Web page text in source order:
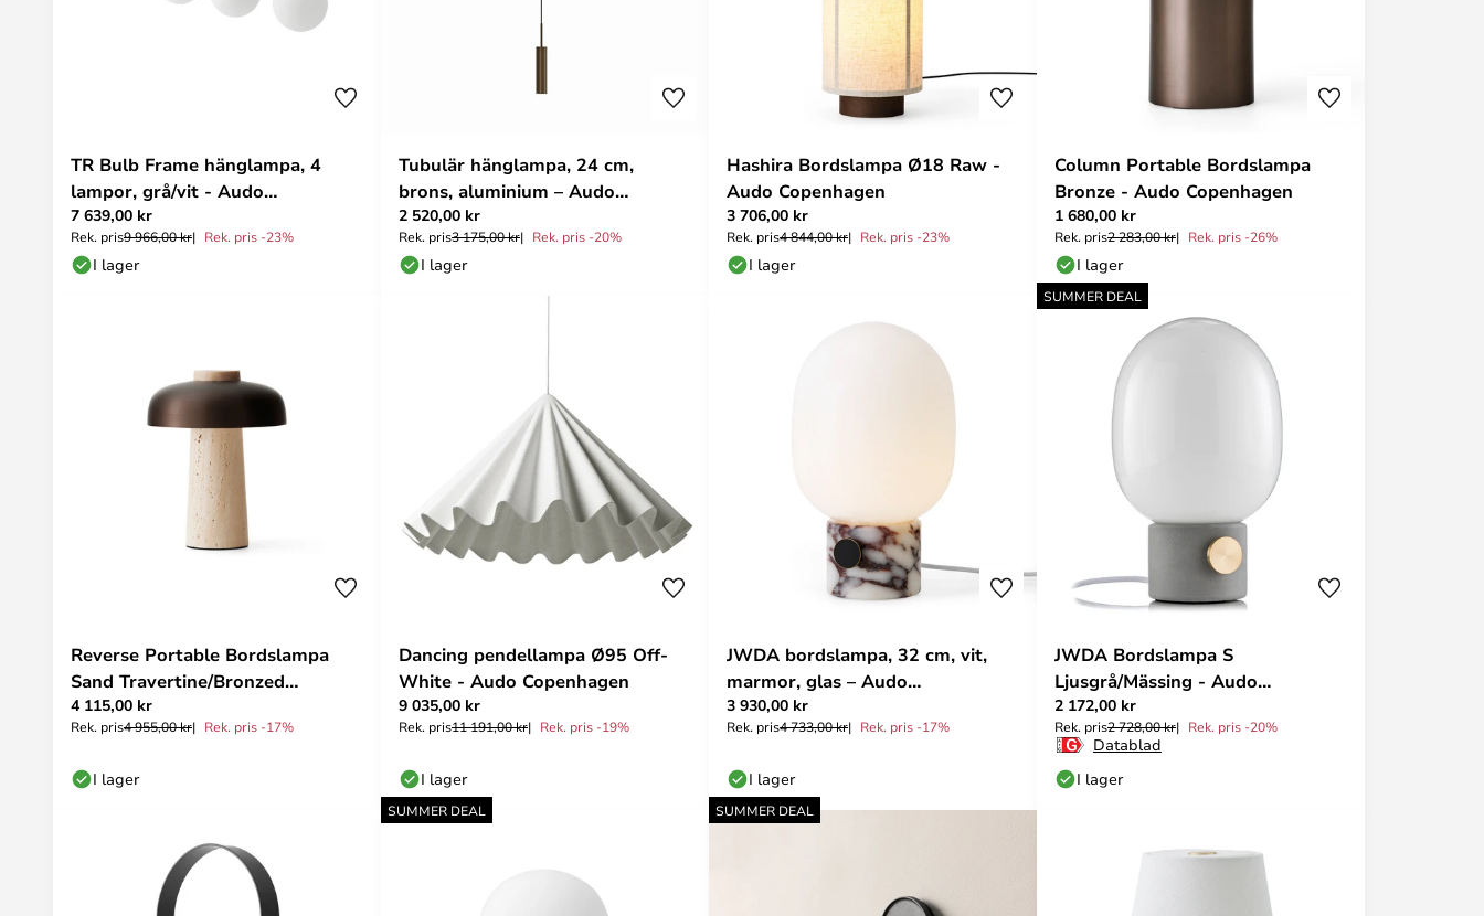
TR Bulb Frame hänglampa, 4
lampor, grå/vit - Audo
Copenhagen
7 639,00 kr
Rek. pris9 966,00 kr Rek. pris -23%
I lager
Tubulär hänglampa, 24 cm,
brons, aluminium – Audo
Copenhagen
2 520,00 kr
Rek. pris3 175,00 kr Rek. pris -20%
I lager
Hashira Bordslampa Ø18 Raw -
Audo Copenhagen
3 706,00 kr
Rek. pris4 844,00 kr Rek. pris -23%
I lager
Column Portable Bordslampa
Bronze - Audo Copenhagen
1 680,00 kr
Rek. pris2 283,00 kr Rek. pris -26%
I lager
Reverse Portable Bordslampa
Sand Travertine/Bronzed
Aluminium - Audo Copenhagen
4 115,00 kr
Rek. pris4 955,00 kr Rek. pris -17%
I lager
Dancing pendellampa Ø95 Off-
White - Audo Copenhagen
9 035,00 kr
Rek. pris11 191,00 kr Rek. pris -19%
I lager
JWDA bordslampa, 32 cm, vit,
marmor, glas – Audo
Copenhagen
3 930,00 kr
Rek. pris4 733,00 kr Rek. pris -17%
I lager
SUMMER DEAL
JWDA Bordslampa S
Ljusgrå/Mässing - Audo
Copenhagen
2 172,00 kr
Rek. pris2 728,00 kr Rek. pris -20%
Datablad
I lager
SUMMER DEAL SUMMER DEAL